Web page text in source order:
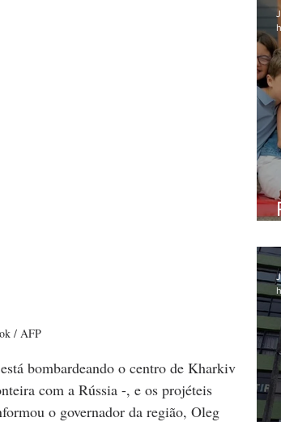
/ AFP
bombardeando o centro de Kharkiv
com a Rússia -, e os projéteis
o governador da região, Oleg